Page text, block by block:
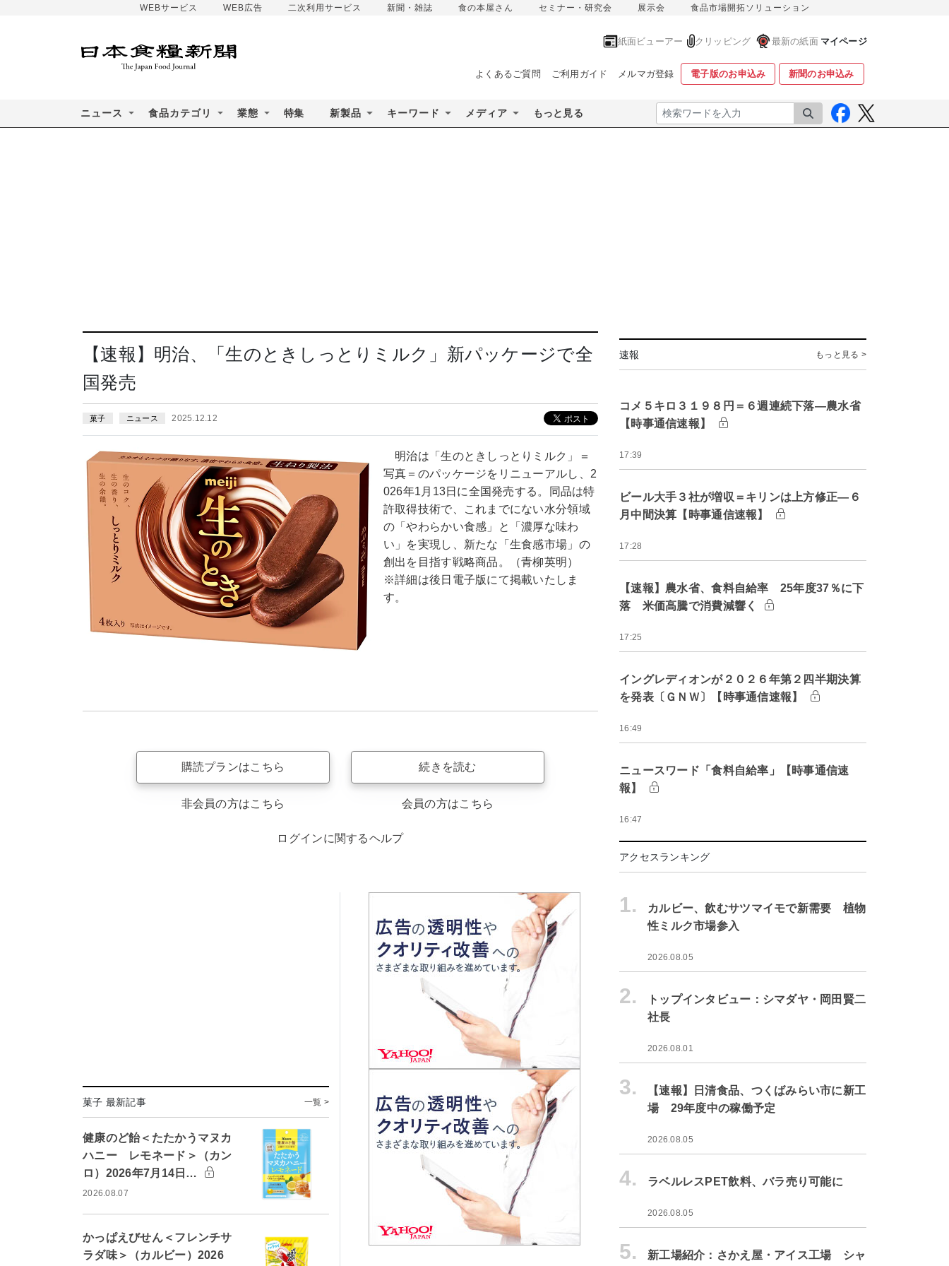
WEBサービス WEB広告 二次利用サービス 新聞・雑誌 食の本屋さん セミナー・研究会 展示会 食品市場開拓ソリューション
紙面ビューアー クリッピング 最新の紙面 マイページ
よくあるご質問 ご利用ガイド メルマガ登録 電子版のお申込み 新聞のお申込み
ニュース 食品カテゴリ 業態 特集 新製品 キーワード メディア もっと見る 検索
【速報】明治、「生のときしっとりミルク」新パッケージで全
国発売
菓子 ニュース 2025.12.12
明治は「生のときしっとりミルク」＝
写真＝のパッケージをリニューアルし、2
026年1月13日に全国発売する。同品は特
許取得技術で、これまでにない水分領域
の「やわらかい食感」と「濃厚な味わ
い」を実現し、新たな「生食感市場」の
創出を目指す戦略商品。（青柳英明）
※詳細は後日電子版にて掲載いたしま
す。
購読プランはこちら
非会員の方はこちら
続きを読む
会員の方はこちら
ログインに関するヘルプ
菓子 最新記事 一覧 >
健康のど飴＜たたかうマヌカ
ハニー レモネード＞（カン
ロ）2026年7月14日…
2026.08.07
かっぱえびせん＜フレンチサ
ラダ味＞（カルビー）2026
速報 もっと見る >
コメ５キロ３１９８円＝６週連続下落―農水省
【時事通信速報】
17:39
ビール大手３社が増収＝キリンは上方修正―６
月中間決算【時事通信速報】
17:28
【速報】農水省、食料自給率 25年度37％に下
落 米価高騰で消費減響く
17:25
イングレディオンが２０２６年第２四半期決算
を発表〔ＧＮＷ〕【時事通信速報】
16:49
ニュースワード「食料自給率」【時事通信速
報】
16:47
アクセスランキング
1.
カルビー、飲むサツマイモで新需要 植物
性ミルク市場参入
2026.08.05
2.
トップインタビュー：シマダヤ・岡田賢二
社長
2026.08.01
3.
【速報】日清食品、つくばみらい市に新工
場 29年度中の稼働予定
2026.08.05
4. ラベルレスPET飲料、バラ売り可能に
2026.08.05
5. 新工場紹介：さかえ屋・アイス工場 シャ